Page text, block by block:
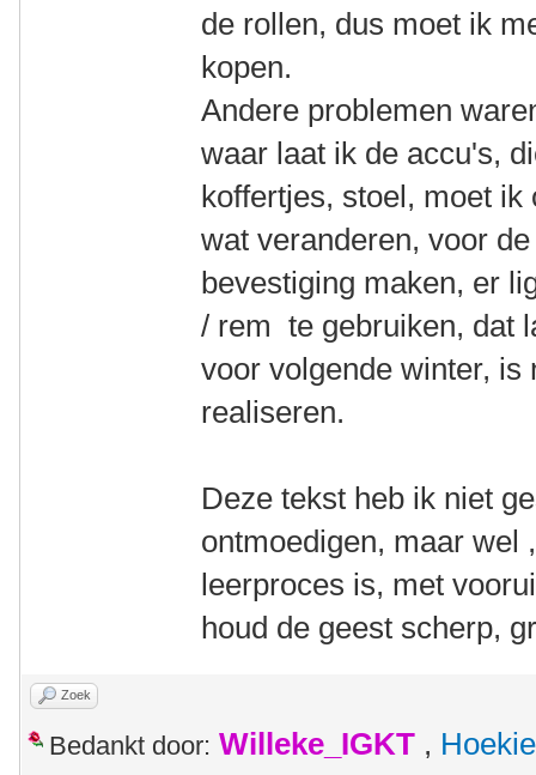
de rollen, dus moet ik
kopen.
Andere problemen
waar laat ik de accu's,
koffertjes, stoel, moet
wat veranderen, voor
bevestiging maken, er
/ rem te gebruiken, dat
voor volgende winter, is
realiseren.
Deze tekst heb ik niet
ontmoedigen, maar wel
leerproces is, met
houd de geest scherp,
Zoek
Bedankt door: Willeke_IGKT , Hoekie